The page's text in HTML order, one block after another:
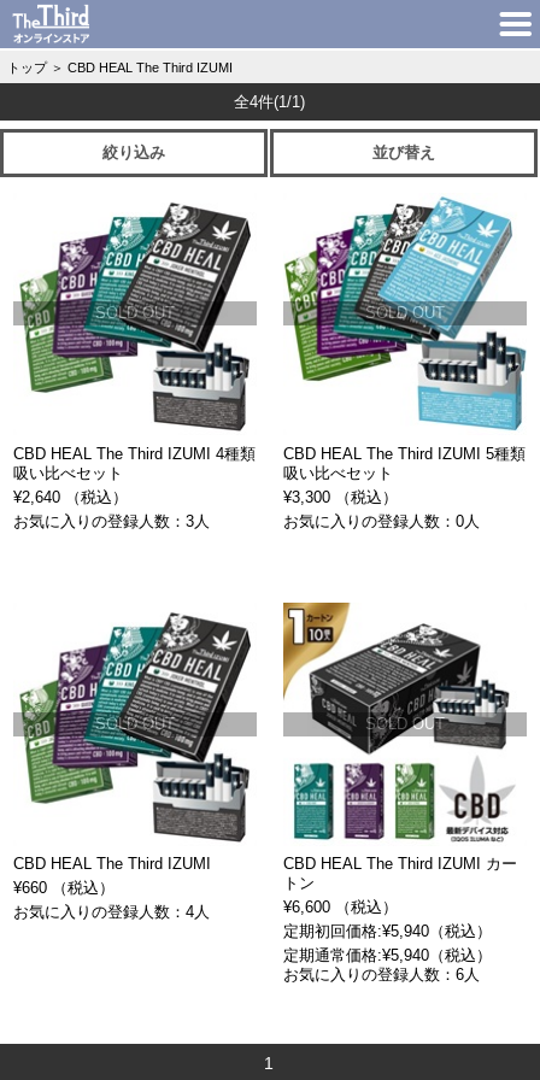
トップ ＞ CBD HEAL The Third IZUMI
全4件(1/1)
絞り込み 並び替え
SOLD OUT
CBD HEAL The Third IZUMI 4種類
吸い比べセット
¥2,640 （税込）
お気に入りの登録人数：3人
SOLD OUT
CBD HEAL The Third IZUMI 5種類
吸い比べセット
¥3,300 （税込）
お気に入りの登録人数：0人
SOLD OUT
CBD HEAL The Third IZUMI
¥660 （税込）
お気に入りの登録人数：4人
SOLD OUT
CBD HEAL The Third IZUMI カー
トン
¥6,600 （税込）
定期初回価格:¥5,940（税込）
定期通常価格:¥5,940（税込）
お気に入りの登録人数：6人
1